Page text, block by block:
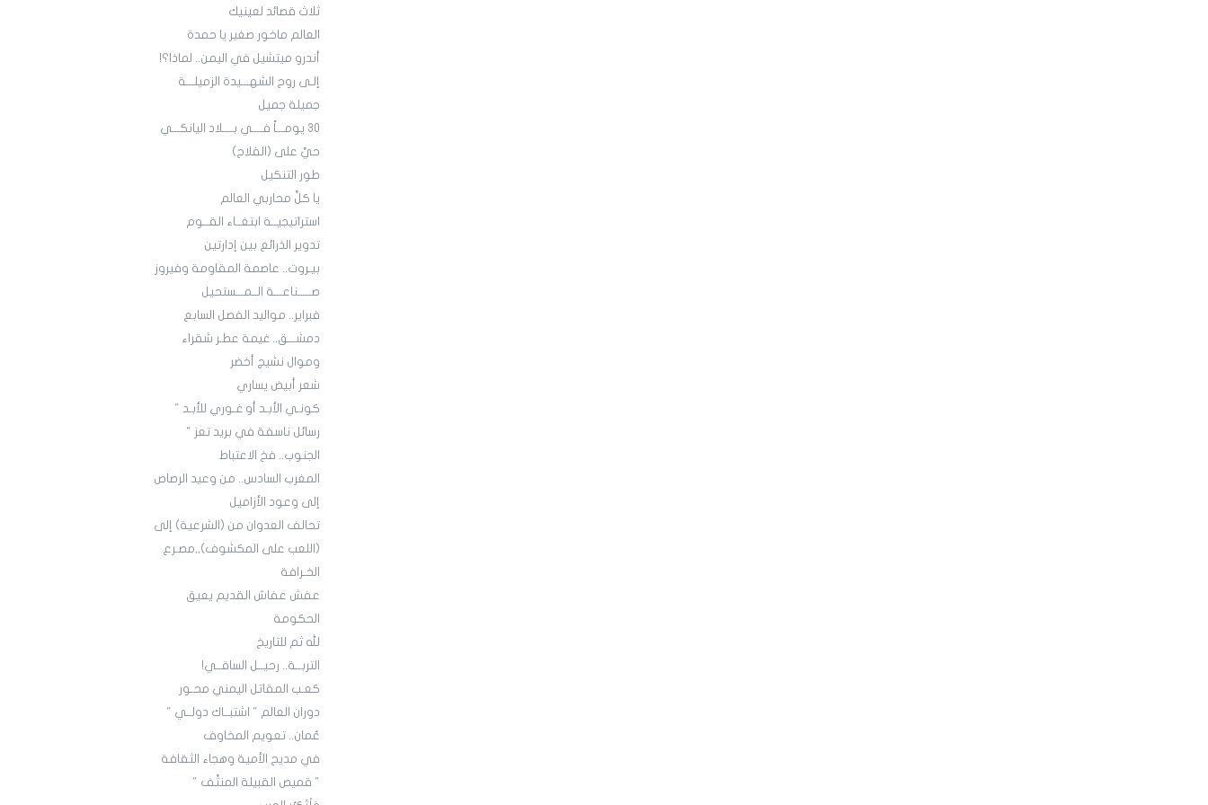
ثلاث قصائد لعينيك
العالم ماخور صغير يا حمدة
أندرو ميتشيل في اليمن.. لماذا؟!
إلـى روح الشهـــيدة الزميلـــة
جميلة جميل
30 يومـــاً فــــي بــــلاد اليانكـــي
حيَّ على (الفلاح)
طور التنكيل
يا كلَّ محاربي العالم
استراتيجيــة ابتغــاء القــوم
تدوير الذرائع بين إدارتين
بيـروت.. عاصمة المقاومة وفيروز
صـــــناعـــة الــمـــستحيل
فبراير.. مواليد الفصل السابع
دمشـــق.. غيمة عطـر شقراء
وموال نشيج أخضر
شعر أبيض يساري
كونـي الأبـد أو غـوري للأبـد "
رسائل ناسفة في بريد تعز "
الجنوب.. فخ الاعتباط
المغرب السادس.. من وعيد الرصاص
إلى وعود الأزاميل
تحالف العدوان من (الشرعية) إلى
(اللعب على المكشوف),,مصـرع
الخـرافة
عفش عفاش القديم يعيق
الحكومة
لله ثم للتاريخ
التربــة.. رحيــل الساقــي!
كعـب المقاتل اليمني محـور
دوران العالم " اشتبــاك دولــي "
عُمان.. تعويم المخاوف
في مديح الأمية وهجاء الثقافة
" قميص القبيلة المنتَّف "